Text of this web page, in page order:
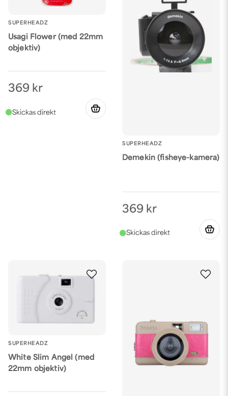
SUPERHEADZ
Usagi Flower (med 22mm
objektiv)
369 kr
SUPERHEADZ
Demekin (fisheye-kamera)
369 kr
SUPERHEADZ
White Slim Angel (med
22mm objektiv)